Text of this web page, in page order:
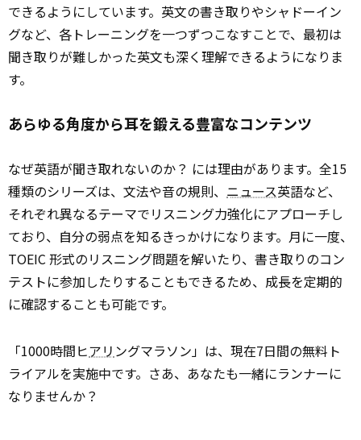
できるようにしています。英文の書き取りやシャドーイン
グなど、各トレーニングを一つずつこなすことで、最初は
聞き取りが難しかった英文も深く理解できるようになりま
す。
あらゆる角度から耳を鍛える豊富なコンテンツ
なぜ英語が聞き取れないのか？ には理由があります。全15
種類のシリーズは、文法や音の規則、 ニュース英語など、
それぞれ異なるテーマでリスニング力強化にアプローチし
ており、自分の弱点を知るきっかけになります。月に一度、
TOEIC 形式のリスニング問題を解いたり、書き取りのコン
テストに参加したりすることもできるため、成長を定期的
に確認することも可能です。
「1000時間ヒアリ ングマラソン」は、現在7日間の無料ト
ライアルを実施中です。さあ、あなたも一緒にランナーに
なりませんか？